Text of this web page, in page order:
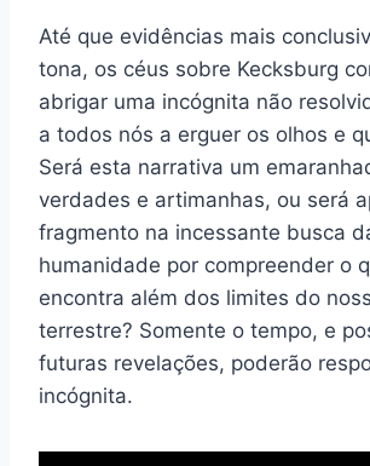
Até que evidências mais
tona, os céus sobre Kecksburg
abrigar uma incógnita não
a todos nós a erguer os olhos e
Será esta narrativa um
verdades e artimanhas, ou será
fragmento na incessante busca
humanidade por compreender o
encontra além dos limites do
terrestre? Somente o tempo, e
futuras revelações, poderão
incógnita.